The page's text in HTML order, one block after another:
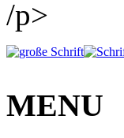
/p>
MENU